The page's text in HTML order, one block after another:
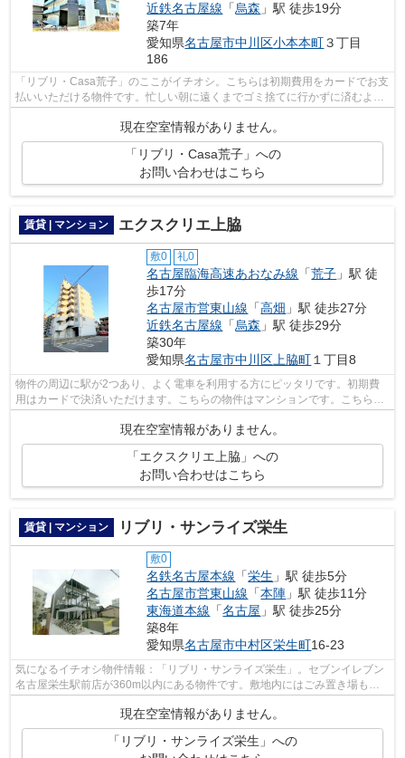
近鉄名古屋線 「烏森 」駅 徒歩19分
築7年
愛知県名古屋市中川区小本本町３丁目
186
「リブリ・Casa荒子」のここがイチオシ。こちらは初期費用をカードでお支
払いいただける物件です。忙しい朝に遠くまでゴミ捨てに行かずに済むよう
現在空室情報がありません。
「リブリ・Casa荒子」への
お問い合わせはこちら
賃貸 | マンション エクスクリエ上脇
敷0 礼0
名古屋臨海高速あおなみ線 「荒子 」駅 徒
歩17分
名古屋市営東山線 「高畑 」駅 徒歩27分
近鉄名古屋線 「烏森 」駅 徒歩29分
築30年
愛知県名古屋市中川区 上脇町 １丁目8
物件の周辺に駅が2つあり、よく電車を利用する方にピッタリです。初期費
用はカードで決済いただけます。こちらの物件はマンションです。こちらは
現在空室情報がありません。
「エクスクリエ上脇」への
お問い合わせはこちら
賃貸 | マンション リブリ・サンライズ栄生
敷0
名鉄名古屋本線 「栄生 」駅 徒歩5分
名古屋市営東山線 「本陣 」駅 徒歩11分
東海道本線 「名古屋 」駅 徒歩25分
築8年
愛知県名古屋市中村区栄生町16-23
気になるイチオシ物件情報：「リブリ・サンライズ栄生」。セブンイレブン
名古屋栄生駅前店が360m以内にある物件です。敷地内にはごみ置き場も設
置されています。付近に駅が2駅あり、...
現在空室情報がありません。
「リブリ・サンライズ栄生」への